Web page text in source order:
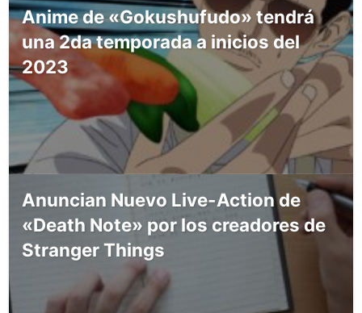
Anime de «Gokushufudo» tendrá
una 2da temporada a inicios del
2023
Anuncian Nuevo Live-Action de
«Death Note» por los creadores de
Stranger Things